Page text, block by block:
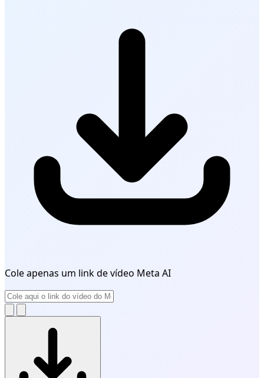
Cole apenas um link de vídeo Meta AI